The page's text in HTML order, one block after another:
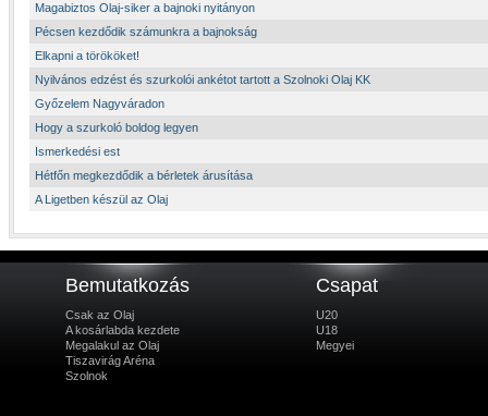
Magabiztos Olaj-siker a bajnoki nyitányon
Pécsen kezdődik számunkra a bajnokság
Elkapni a törököket!
Nyilvános edzést és szurkolói ankétot tartott a Szolnoki Olaj KK
Győzelem Nagyváradon
Hogy a szurkoló boldog legyen
Ismerkedési est
Hétfőn megkezdődik a bérletek árusítása
A Ligetben készül az Olaj
Bemutatkozás
Csak az Olaj
A kosárlabda kezdete
Megalakul az Olaj
Tiszavirág Aréna
Szolnok
Csapat
U20
U18
Megyei